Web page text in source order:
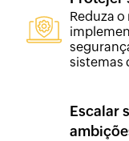
Reduza
sistemas
Escalar